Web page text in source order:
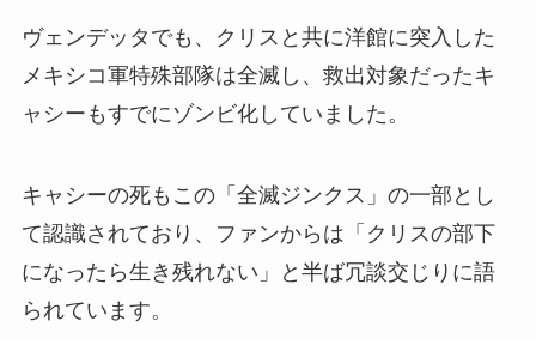
ヴェンデッタでも、クリスと共に洋館に突入した
メキシコ軍特殊部隊は全滅し、救出対象だったキ
ャシーもすでにゾンビ化していました。
キャシーの死もこの「全滅ジンクス」の一部とし
て認識されており、ファンからは「クリスの部下
になったら生き残れない」と半ば冗談交じりに語
られています。